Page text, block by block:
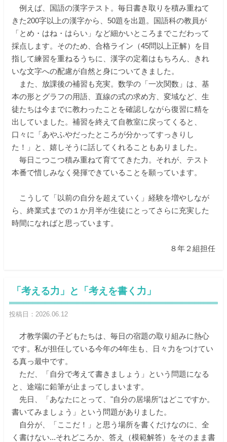
例えば、国語の漢字テスト。毎日書き取りを積み重ねて
きた200字以上の漢字から、50題を出題。国語科の教員が
「とめ・はね・はらい」など細かいところまでこだわって
採点します。そのため、合格ライン（45問以上正解）を目
指して練習を重ねるうちに、漢字の定着はもちろん、きれ
いな文字への配慮が自然と身についてきました。
また、放課後の補習も充実。数学の「一次関数」は、基
本の形とグラフの用語、直線の式の求め方、変域など、生
徒たちは今までに教わったことを確認しながら復習に精を
出していました。補習を終えて自教室に戻ってくると、
口々に「あやふやだったところが分かってすっきりし
た！」と、嬉しそうに話してくれることもありました。
毎日こつこつ積み重ねて育ててきた力。それが、テスト
本番で惜しみなく発揮できていることを願っています。
こうして「以前の自分を超えていく」経験を増やしなが
ら、終業式までの１か月半が生徒にとってさらに充実した
時間になればと思っています。
８年２組担任
「考える力」と「考えを書く力」
投稿日：2026.06.12
才教学園の子どもたちは、毎日の宿題の取り組みに熱心
です。私が担任している今年の4年生も、日々力をつけてい
る真っ最中です。
ただ、「自分で考えて書きましょう」という問題になる
と、途端に鉛筆が止まってしまいます。
先日、「あなたにとって、"自分の居場所"はどこですか。
書いてみましょう」という問題がありました。
自分が、「ここだ！」と思う場所を書くだけなのに、全
く書けない...それどころか、答え（模範解答）をそのまま書